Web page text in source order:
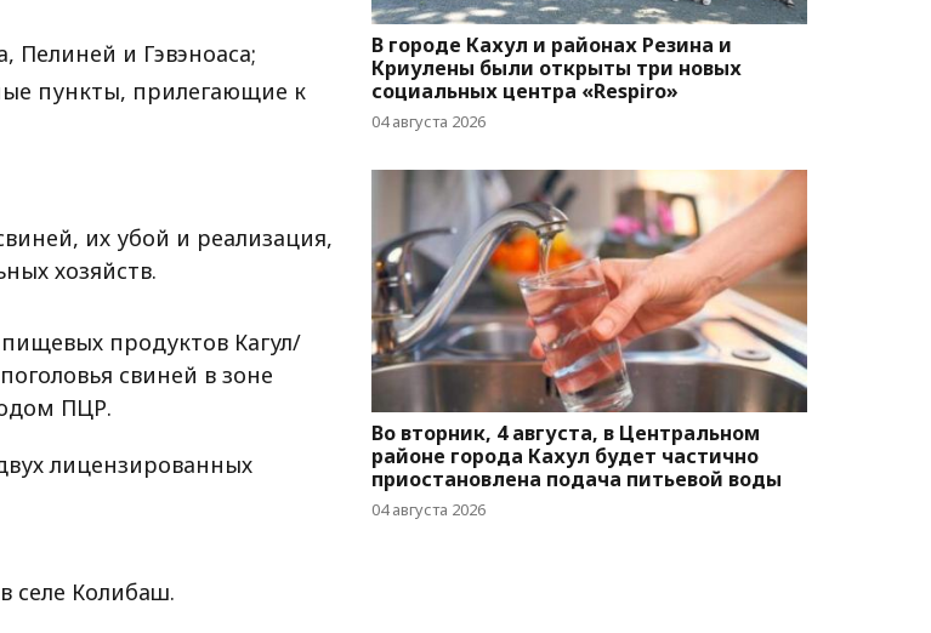
Пелиней и Гэвэноаса;
пункты, прилегающие к
их убой и реализация,
хозяйств.
продуктов Кагул/
свиней в зоне
ПЦР.
лицензированных
селе Колибаш.
В городе Кахул и районах Резина и
Криулены были открыты три новых
социальных центра «Respiro»
04 августа 2026
Во вторник, 4 августа, в Центральном
районе города Кахул будет частично
приостановлена подача питьевой воды
04 августа 2026